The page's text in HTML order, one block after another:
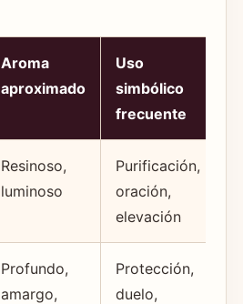
Aroma
aproximado
Uso
simbólico
frecuente
Resinoso,
luminoso
Purificación,
oración,
elevación
Profundo,
amargo,
Protección,
duelo,